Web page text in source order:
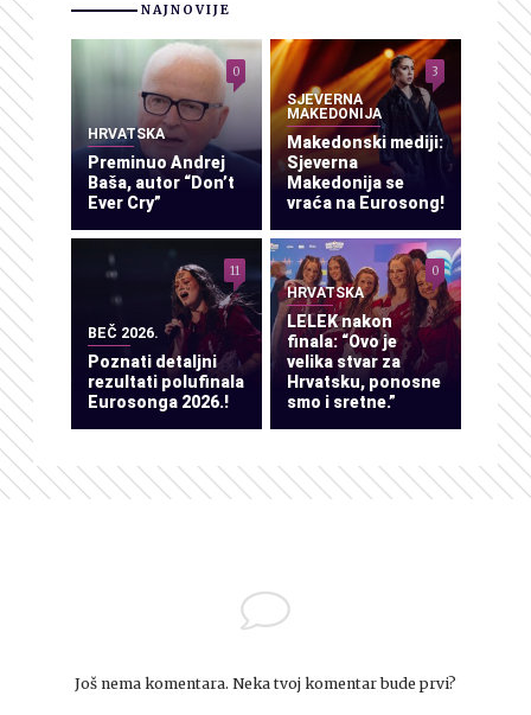
NAJNOVIJE
HRVATSKA
Preminuo Andrej
Baša, autor “Don’t
Ever Cry”
0
SJEVERNA
MAKEDONIJA
Makedonski mediji:
Sjeverna
Makedonija se
vraća na Eurosong!
3
BEČ 2026.
Poznati detaljni
rezultati polufinala
Eurosonga 2026.!
11
HRVATSKA
LELEK nakon
finala: “Ovo je
velika stvar za
Hrvatsku, ponosne
smo i sretne.”
0
Još nema komentara. Neka tvoj komentar bude prvi?